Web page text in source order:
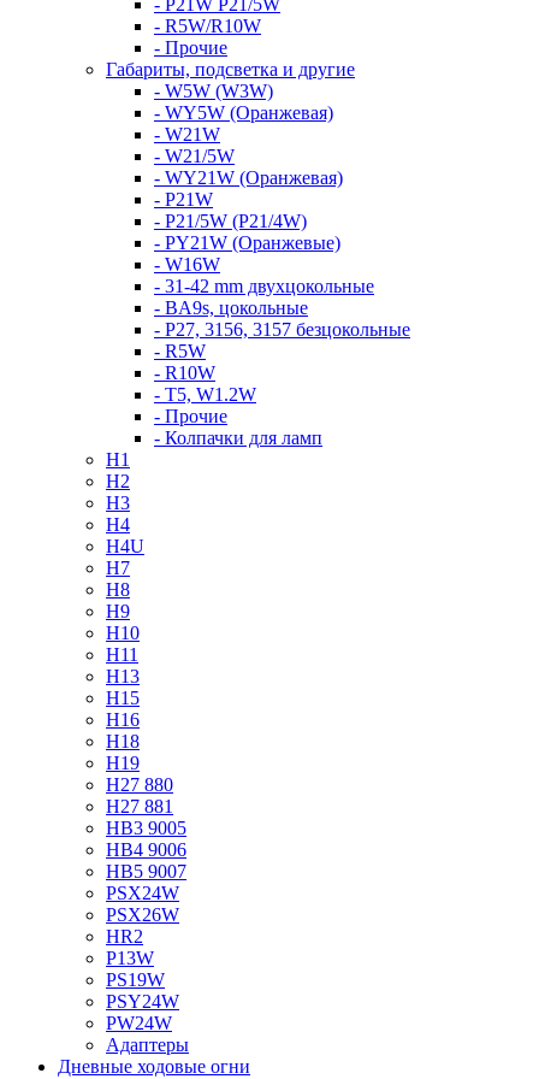
- P21W P21/5W
- R5W/R10W
- Прочие
Габариты, подсветка и другие
- W5W (W3W)
- WY5W (Оранжевая)
- W21W
- W21/5W
- WY21W (Оранжевая)
- P21W
- P21/5W (P21/4W)
- PY21W (Оранжевые)
- W16W
- 31-42 mm двухцокольные
- BA9s, цокольные
- P27, 3156, 3157 безцокольные
- R5W
- R10W
- T5, W1.2W
- Прочие
- Колпачки для ламп
H1
H2
H3
H4
H4U
H7
H8
H9
H10
H11
H13
H15
H16
H18
H19
H27 880
H27 881
HB3 9005
HB4 9006
HB5 9007
PSX24W
PSX26W
HR2
P13W
PS19W
PSY24W
PW24W
Адаптеры
Дневные ходовые огни